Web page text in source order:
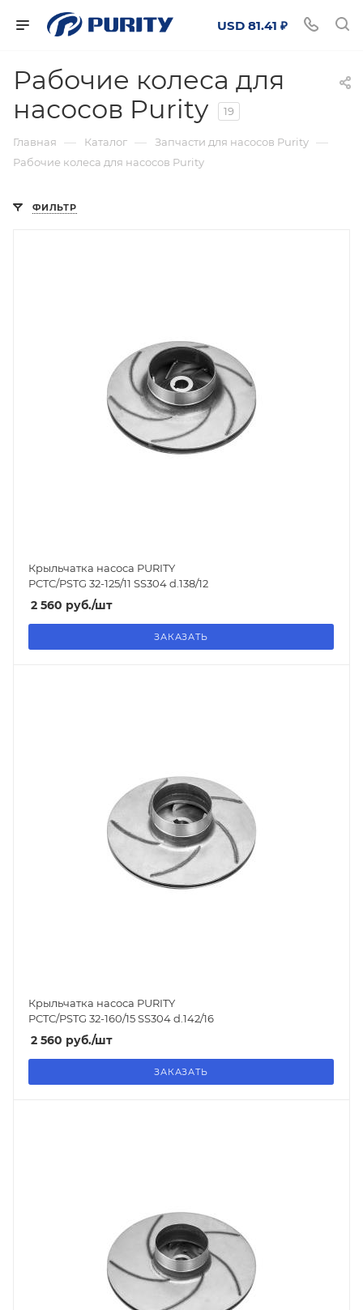
USD 81.41 ₽
Рабочие колеса для
насосов Purity
19
Главная — Каталог — Запчасти для насосов Purity —
Рабочие колеса для насосов Purity
ФИЛЬТР
Крыльчатка насоса PURITY
PCTC/PSTG 32-125/11 SS304 d.138/12
2 560 руб./шт
ЗАКАЗАТЬ
Крыльчатка насоса PURITY
PCTC/PSTG 32-160/15 SS304 d.142/16
2 560 руб./шт
ЗАКАЗАТЬ